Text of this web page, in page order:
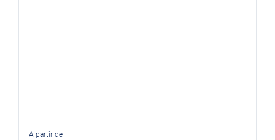
A partir de